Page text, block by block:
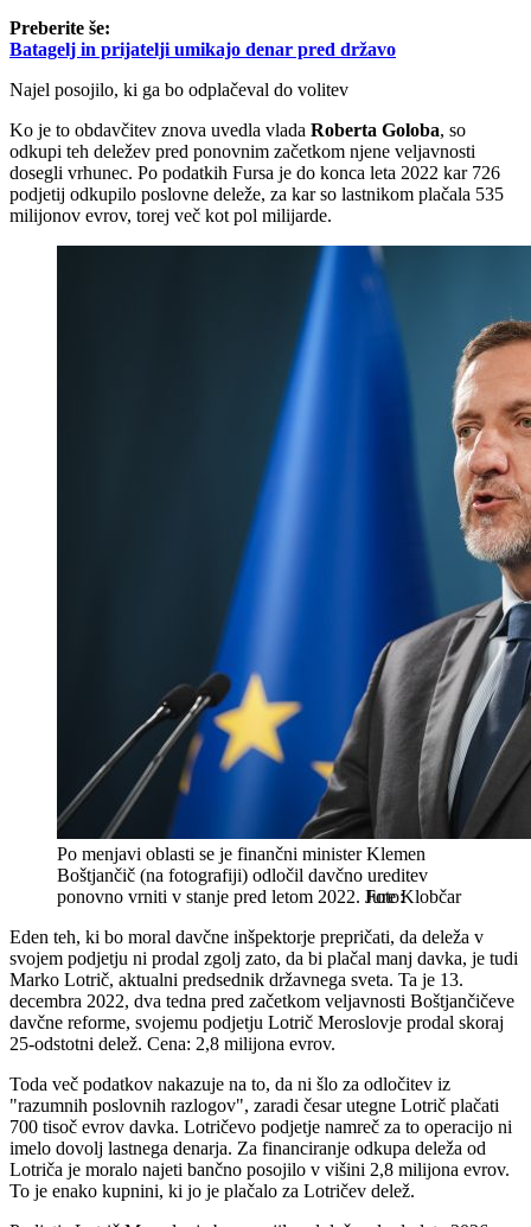
Preberite še:
Batagelj in prijatelji umikajo denar pred državo
Najel posojilo, ki ga bo odplačeval do volitev
Ko je to obdavčitev znova uvedla vlada Roberta Goloba, so
odkupi teh deležev pred ponovnim začetkom njene veljavnosti
dosegli vrhunec. Po podatkih Fursa je do konca leta 2022 kar 726
podjetij odkupilo poslovne deleže, za kar so lastnikom plačala 535
milijonov evrov, torej več kot pol milijarde.
Po menjavi oblasti se je finančni minister Klemen
Boštjančič (na fotografiji) odločil davčno ureditev
ponovno vrniti v stanje pred letom 2022. Jure Klobčar
Eden teh, ki bo moral davčne inšpektorje prepričati, da deleža v
svojem podjetju ni prodal zgolj zato, da bi plačal manj davka, je tudi
Marko Lotrič, aktualni predsednik državnega sveta. Ta je 13.
decembra 2022, dva tedna pred začetkom veljavnosti Boštjančičeve
davčne reforme, svojemu podjetju Lotrič Meroslovje prodal skoraj
25-odstotni delež. Cena: 2,8 milijona evrov.
Toda več podatkov nakazuje na to, da ni šlo za odločitev iz
"razumnih poslovnih razlogov", zaradi česar utegne Lotrič plačati
700 tisoč evrov davka. Lotričevo podjetje namreč za to operacijo ni
imelo dovolj lastnega denarja. Za financiranje odkupa deleža od
Lotriča je moralo najeti bančno posojilo v višini 2,8 milijona evrov.
To je enako kupnini, ki jo je plačalo za Lotričev delež.